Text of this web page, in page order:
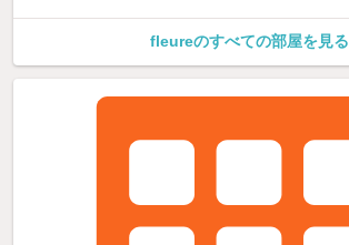
fleureのすべての部屋を見る